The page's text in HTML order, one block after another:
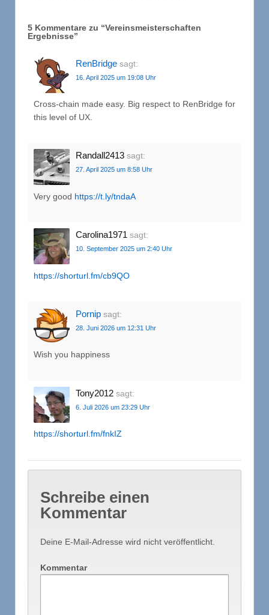
5 Kommentare zu “Vereinsmeisterschaften
Ergebnisse”
RenBridge sagt:
16. April 2025 um 19:08 Uhr
Cross-chain made easy. Big respect to RenBridge for
this level of UX.
Randall2413 sagt:
27. April 2025 um 8:58 Uhr
Very good https://t.ly/tndaA
Carolina1971 sagt:
10. September 2025 um 2:40 Uhr
https://shorturl.fm/cb9QO
Pornip sagt:
28. Juni 2026 um 12:31 Uhr
Wish you happiness
Tony2012 sagt:
6. Juli 2026 um 23:29 Uhr
https://shorturl.fm/fnkIZ
Schreibe einen
Kommentar
Deine E-Mail-Adresse wird nicht veröffentlicht.
Kommentar